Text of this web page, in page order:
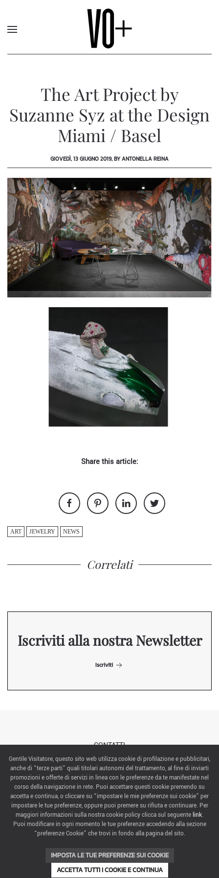
The Art Project by
Suzanne Syz at the Design
Miami / Basel
GIOVEDÌ, 13 GIUGNO 2019, BY ANTONELLA REINA
Share this article:
ART JEWELRY NEWS
Correlati
Iscriviti alla nostra Newsletter
Iscriviti
CONTATTI
ABOUT US
ITALIAN EXHIBITION GROUP SpA All rights reserved
Via Emilia 155, 47921 Rimini,
CF/PI 00139440408, Registro Imprese: Rimini P.I e n. Reg. Imprese 00139440408, Capitale Sociale
52.214.897 i.v.
Gentile Visitatore, questo sito web utilizza cookie di profilazione e pubblicitari,
anche di “terze parti” quali titolari autonomi del trattamento, al fine di inviarti
promozioni e offerte di servizi in linea con le preferenze da te manifestate nel
corso della navigazione in rete. Puoi accettare questi cookie premendo su
accetta e continua, o cliccare su “impostare le mie preferenze sui cookie” per
impostare le tue preferenze, oppure puoi premere su rifiuta e continuare. Per
maggiori informazioni sulla nostra cookie policy clicca sul seguente link.
Puoi modificare in ogni momento le tue preferenze accedendo alla sezione
“preferenze Cookie” che trovi in fondo alla pagina del sito.
IMPOSTA LE TUE PREFERENZE SUI COOKIE
ACCETTA TUTTI I COOKIE E CONTINUA